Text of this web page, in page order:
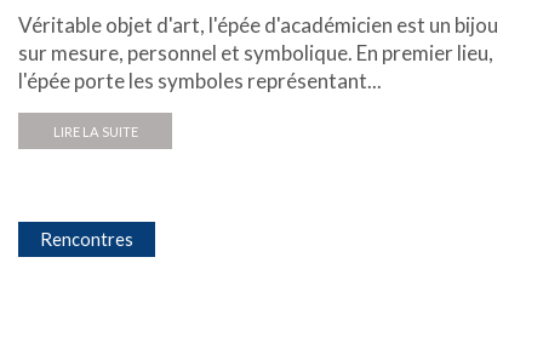
Véritable objet d'art, l'épée d'académicien est un bijou
sur mesure, personnel et symbolique. En premier lieu,
l'épée porte les symboles représentant...
LIRE LA SUITE
Rencontres